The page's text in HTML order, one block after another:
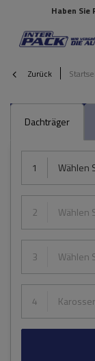
Haben Sie
Zurück
Dachträger
1 Wählen
2 Wählen
3 Wählen
4